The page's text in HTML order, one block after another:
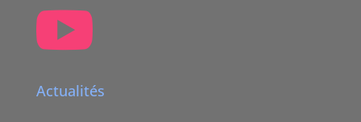
TOIT POUR TOUS Suisse
5 mois il y a
POUR TOUS Suisse.

Actualités